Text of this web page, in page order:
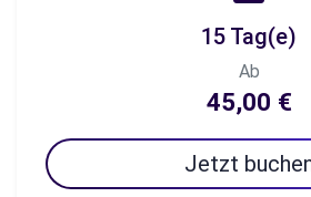
15 Tag(e)
Ab
45,00 €
Jetzt